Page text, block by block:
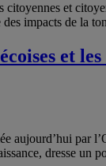
et
des impacts de la
et
par
dresse un